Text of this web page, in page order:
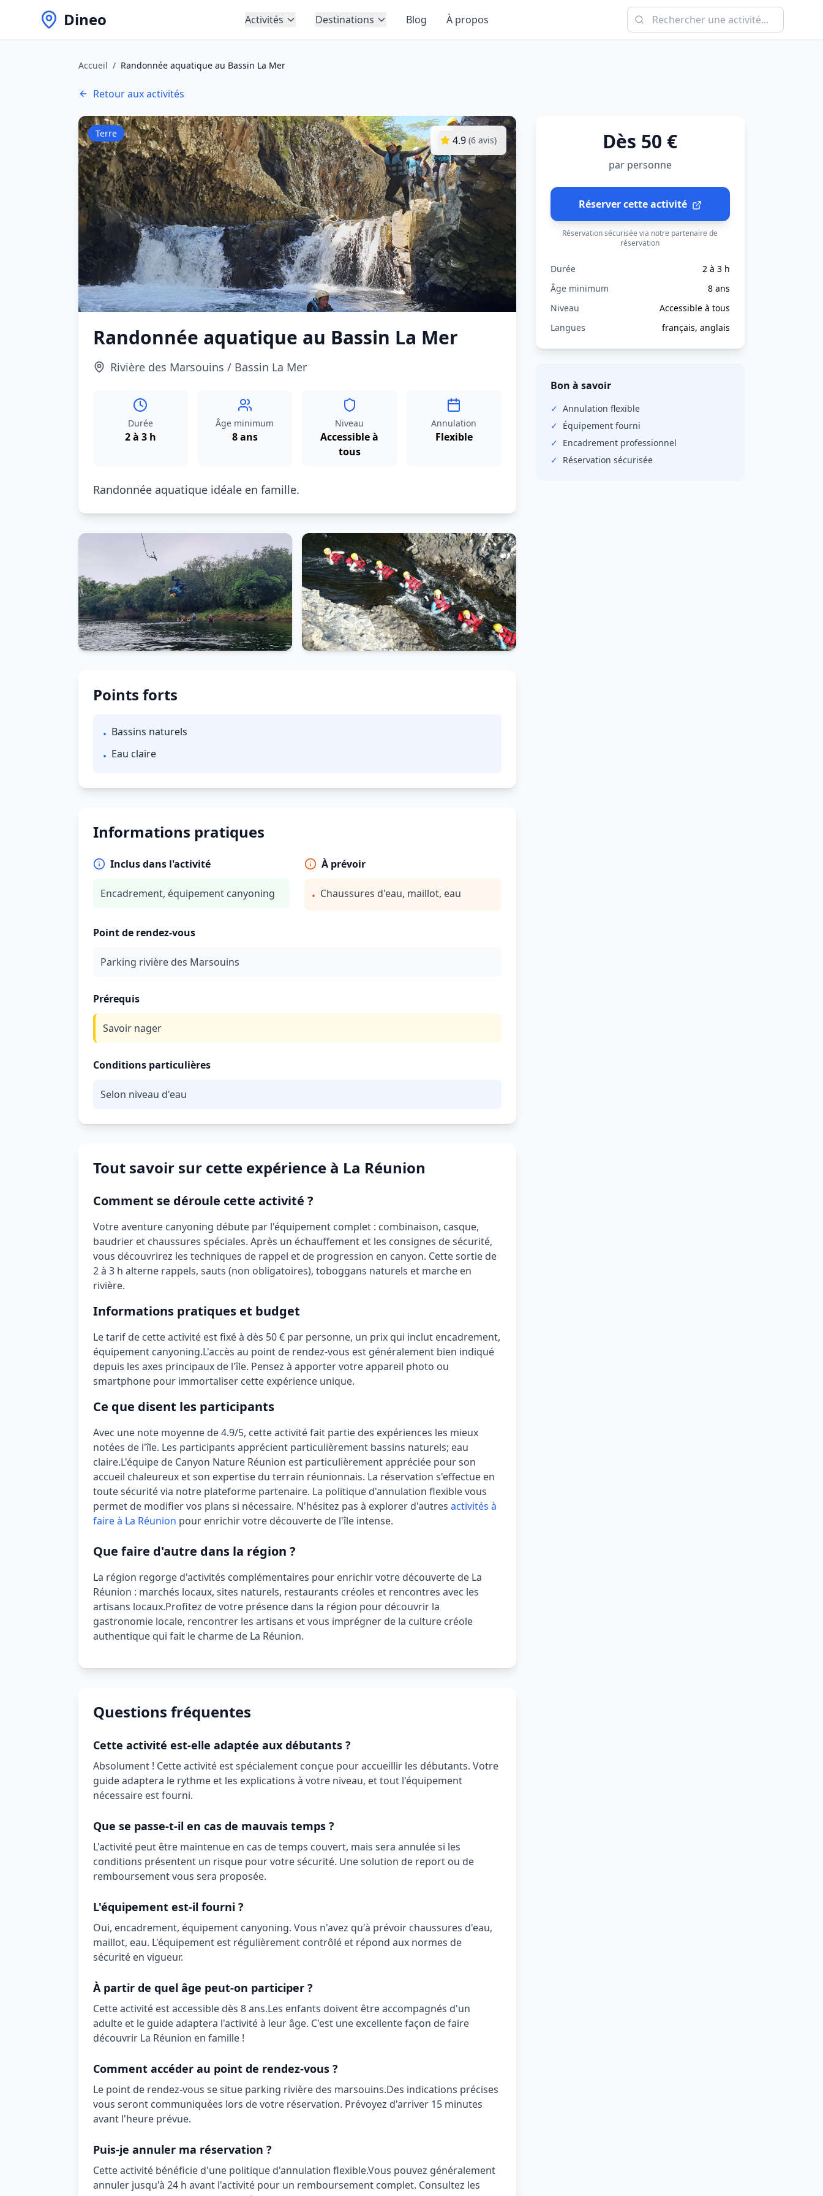
Dineo Activités Destinations Blog À propos
Accueil / Randonnée aquatique au Bassin La Mer
Retour aux activités
Terre
4.9 (6avis)
Randonnée aquatique au Bassin La Mer
Rivière des Marsouins / Bassin La Mer
Durée
2 à 3 h
Âge minimum
8 ans
Niveau
Accessible à
tous
Annulation
Flexible
Randonnée aquatique idéale en famille.
Points forts
• Bassins naturels
• Eau claire
Informations pratiques
Inclus dans l'activité
Encadrement, équipement canyoning
À prévoir
• Chaussures d'eau, maillot, eau
Point de rendez-vous
Parking rivière des Marsouins
Prérequis
Savoir nager
Conditions particulières
Selon niveau d'eau
Tout savoir sur cette expérience à La Réunion
Comment se déroule cette activité ?
Votre aventure canyoning débute par l'équipement complet : combinaison, casque,
baudrier et chaussures spéciales. Après un échauffement et les consignes de sécurité,
vous découvrirez les techniques de rappel et de progression en canyon. Cette sortie de
2 à 3 h alterne rappels, sauts (non obligatoires), toboggans naturels et marche en
rivière.
Informations pratiques et budget
Le tarif de cette activité est fixé à dès 50 € par personne, un prix qui inclut encadrement,
équipement canyoning.L'accès au point de rendez-vous est généralement bien indiqué
depuis les axes principaux de l'île. Pensez à apporter votre appareil photo ou
smartphone pour immortaliser cette expérience unique.
Ce que disent les participants
Avec une note moyenne de4.9/5, cette activité fait partie des expériences les mieux
notées de l'île. Les participants apprécient particulièrement bassins naturels; eau
claire.L'équipe de Canyon Nature Réunion est particulièrement appréciée pour son
accueil chaleureux et son expertise du terrain réunionnais. La réservation s'effectue en
toute sécurité via notre plateforme partenaire. La politique d'annulation flexiblevous
permet de modifier vos plans si nécessaire. N'hésitez pas à explorer d'autres activités à
faire à La Réunion pour enrichir votre découverte de l'île intense.
Que faire d'autre dans la région ?
La région regorge d'activités complémentaires pour enrichir votre découverte de La
Réunion : marchés locaux, sites naturels, restaurants créoles et rencontres avec les
artisans locaux.Profitez de votre présence dans la région pour découvrir la
gastronomie locale, rencontrer les artisans et vous imprégner de la culture créole
authentique qui fait le charme de La Réunion.
Questions fréquentes
Cette activité est-elle adaptée aux débutants ?
Absolument ! Cette activité est spécialement conçue pour accueillir les débutants. Votre
guide adaptera le rythme et les explications à votre niveau, et tout l'équipement
nécessaire est fourni.
Que se passe-t-il en cas de mauvais temps ?
L'activité peut être maintenue en cas de temps couvert, mais sera annulée si les
conditions présentent un risque pour votre sécurité. Une solution de report ou de
remboursement vous sera proposée.
L'équipement est-il fourni ?
Oui, encadrement, équipement canyoning. Vous n'avez qu'à prévoir chaussures d'eau,
maillot, eau. L'équipement est régulièrement contrôlé et répond aux normes de
sécurité en vigueur.
À partir de quel âge peut-on participer ?
Cette activité est accessible dès 8 ans.Les enfants doivent être accompagnés d'un
adulte et le guide adaptera l'activité à leur âge. C'est une excellente façon de faire
découvrir La Réunion en famille !
Comment accéder au point de rendez-vous ?
Le point de rendez-vous se situe parking rivière des marsouins.Des indications précises
vous seront communiquées lors de votre réservation. Prévoyez d'arriver 15 minutes
avant l'heure prévue.
Puis-je annuler ma réservation ?
Cette activité bénéficie d'une politique d'annulation flexible.Vous pouvez généralement
annuler jusqu'à 24 h avant l'activité pour un remboursement complet. Consultez les
Dès 50 €
par personne
Réserver cette activité
Réservation sécurisée via notre partenaire de
réservation
Durée
2 à 3 h
Âge minimum
8 ans
Niveau
Accessible à tous
Langues
français, anglais
Bon à savoir
✓ Annulation flexible
✓ Équipement fourni
✓ Encadrement professionnel
✓ Réservation sécurisée